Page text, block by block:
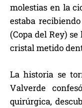
molestias en la
estaba
(Copa del Rey)
cristal metido
La historia se
Valverde
quirúrgica,